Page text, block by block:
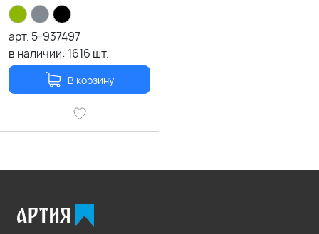
арт. 5-937497
в наличии: 1616 шт.
В корзину